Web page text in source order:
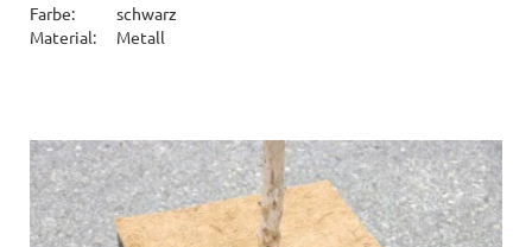
Farbe:
schwarz
Material:
Metall